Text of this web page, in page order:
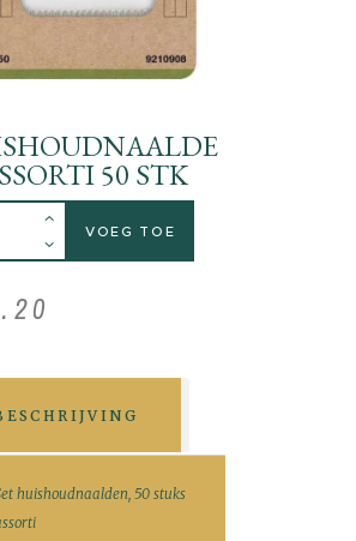
50 STK
VOEG TOE
. 20
huishoudnaalden, 50 stuks